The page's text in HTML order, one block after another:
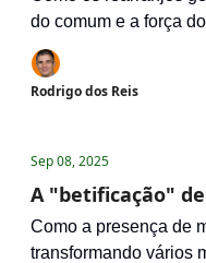
do comum e a força
onda de marcas
Rodrigo dos Reis
Sep 08, 2025
A "betificação"
Como a presença de
transformando vários